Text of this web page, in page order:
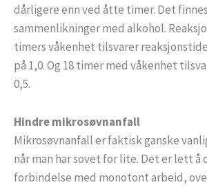
dårligere enn ved åtte timer. Det
sammenlikninger med alkohol.
timers våkenhet tilsvarer
på 1,0. Og 18 timer med våkenhet
0,5.
Hindre mikrosøvnanfall
Mikrosøvnanfall er faktisk ganske
når man har sovet for lite. Det er lett å
forbindelse med monotont arbeid,